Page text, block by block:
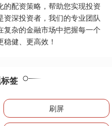
配资策略，帮助您实现投资
深投资者，我们的专业团队
杂的金融市场中把握每一个
健、更高效！
签
刷屏